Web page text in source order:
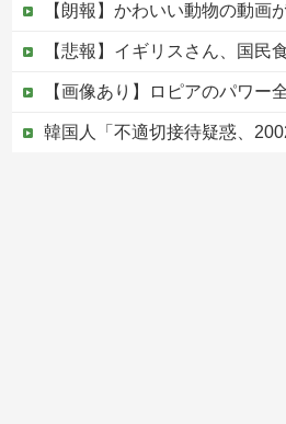
【朗報】かわいい動物の動画がストレス・不安の軽
【悲報】イギリスさん、国民食を子どもに食
【画像あり】ロピアのパワー全開おにぎり
韓国人「不適切接待疑惑、2002年イタリア・スペイン戦で『韓国に奪